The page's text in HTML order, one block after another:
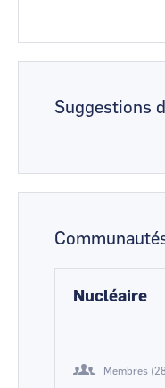
Suggestions
Nucléaire
Membres